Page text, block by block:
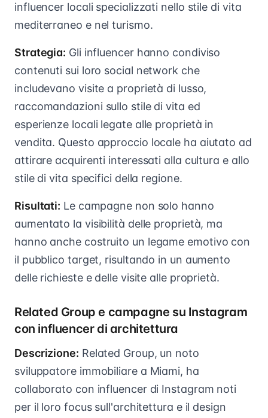
influencer locali specializzati nello stile di vita
mediterraneo e nel turismo.
Strategia: Gli influencer hanno condiviso
contenuti sui loro social network che
includevano visite a proprietà di lusso,
raccomandazioni sullo stile di vita ed
esperienze locali legate alle proprietà in
vendita. Questo approccio locale ha aiutato ad
attirare acquirenti interessati alla cultura e allo
stile di vita specifici della regione.
Risultati: Le campagne non solo hanno
aumentato la visibilità delle proprietà, ma
hanno anche costruito un legame emotivo con
il pubblico target, risultando in un aumento
delle richieste e delle visite alle proprietà.
Related Group e campagne su Instagram
con influencer di architettura
Descrizione: Related Group, un noto
sviluppatore immobiliare a Miami, ha
collaborato con influencer di Instagram noti
per il loro focus sull'architettura e il design